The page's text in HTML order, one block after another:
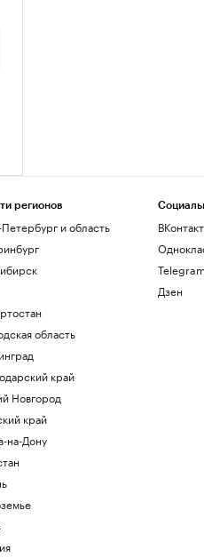
регионов
и область
область
край
Новгород
край
на-Дону
Telegram
Дзен